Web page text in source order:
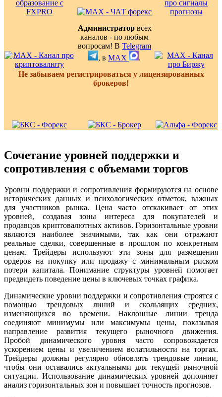
Администраторвсех
каналов - по любым
вопросам! В Telegram
, в MAX
.
Не забываем регистрироваться у лицензированных
брокеров!
Сочетание уровней поддержки и
сопротивления с объемами торгов
Уровни поддержки и сопротивления формируются на основе
исторических данных и психологических отметок, важных
для участников рынка. Цена часто отскакивает от этих
уровней, создавая зоны интереса для покупателей и
продавцов криптовалютных активов. Горизонтальные уровни
являются наиболее значимыми, так как они отражают
реальные сделки, совершенные в прошлом по конкретным
ценам. Трейдеры используют эти зоны для размещения
ордеров на покупку или продажу с минимальным риском
потери капитала. Понимание структуры уровней помогает
предвидеть поведение цены в ключевых точках графика.
Динамические уровни поддержки и сопротивления строятся с
помощью трендовых линий и скользящих средних,
изменяющихся во времени. Наклонные линии тренда
соединяют минимумы или максимумы цены, показывая
направление развития текущего рыночного движения.
Пробой динамического уровня часто сопровождается
ускорением цены и увеличением волатильности на торгах.
Трейдеры должны регулярно обновлять трендовые линии,
чтобы они оставались актуальными для текущей рыночной
ситуации. Использование динамических уровней дополняет
анализ горизонтальных зон и повышает точность прогнозов.